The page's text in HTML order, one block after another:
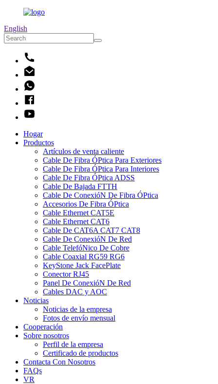
English
Hogar
Productos
Artículos de venta caliente
Cable De Fibra ÓPtica Para Exteriores
Cable De Fibra ÓPtica Para Interiores
Cable De Fibra ÓPtica ADSS
Cable De Bajada FTTH
Cable De ConexióN De Fibra ÓPtica
Accesorios De Fibra ÓPtica
Cable Ethernet CAT5E
Cable Ethernet CAT6
Cable De CAT6A CAT7 CAT8
Cable De ConexióN De Red
Cable TelefóNico De Cobre
Cable Coaxial RG59 RG6
KeyStone Jack FacePlate
Conector RJ45
Panel De ConexióN De Red
Cables DAC y AOC
Noticias
Noticias de la empresa
Fotos de envío mensual
Cooperación
Sobre nosotros
Perfil de la empresa
Certificado de productos
Contacta Con Nosotros
FAQs
VR